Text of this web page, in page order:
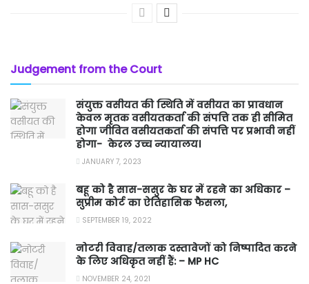
Judgement from the Court
संयुक्त वसीयत की स्थिति में वसीयत का प्रावधान
केवल मृतक वसीयतकर्ता की संपत्ति तक ही सीमित
होगा जीवित वसीयतकर्ता की संपत्ति पर प्रभावी नहीं
होगा- केरल उच्च न्यायालय।
JANUARY 7, 2023
बहू को है सास-ससुर के घर में रहने का अधिकार –
सुप्रीम कोर्ट का ऐतिहासिक फैसला,
SEPTEMBER 19, 2022
नोटरी विवाह/तलाक दस्तावेजों को निष्पादित करने
के लिए अधिकृत नहीं हैं: – MP HC
NOVEMBER 24, 2021